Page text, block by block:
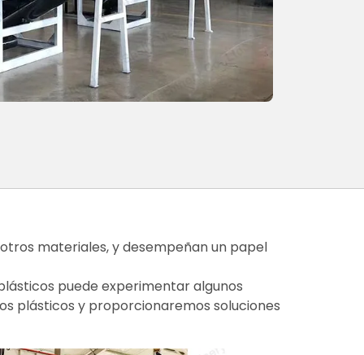
materiales, y desempeñan un papel
puede experimentar algunos
plásticos y proporcionaremos soluciones